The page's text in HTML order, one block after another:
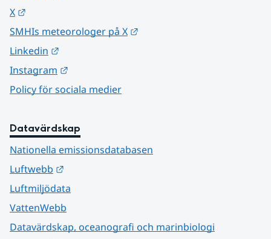
X
SMHIs meteorologer på X
Linkedin
Instagram
Policy för sociala medier
Datavärdskap
Nationella emissionsdatabasen
Luftwebb
Luftmiljödata
VattenWebb
Datavärdskap, oceanografi och marinbiologi